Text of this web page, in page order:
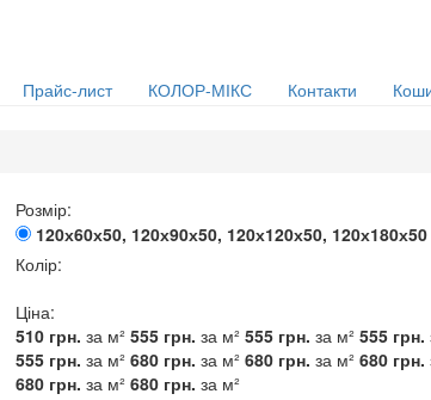
Прайс-лист КОЛОР-МІКС Контакти
Розмір:
120х60х50, 120х90х50, 120х120х50, 120х180х50
Колір:
Ціна:
510 грн.за м²555 грн.за м²555 грн.за м²555 грн.
555 грн.за м²680 грн.за м²680 грн.за м²680 грн.
680 грн.за м²680 грн.за м²